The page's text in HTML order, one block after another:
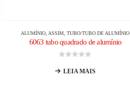
ALUMÍNIO, ASSIM,TUBO/TUBO DE ALUMÍNIO
6063 tubo quadrado de alumínio
LEIA MAIS